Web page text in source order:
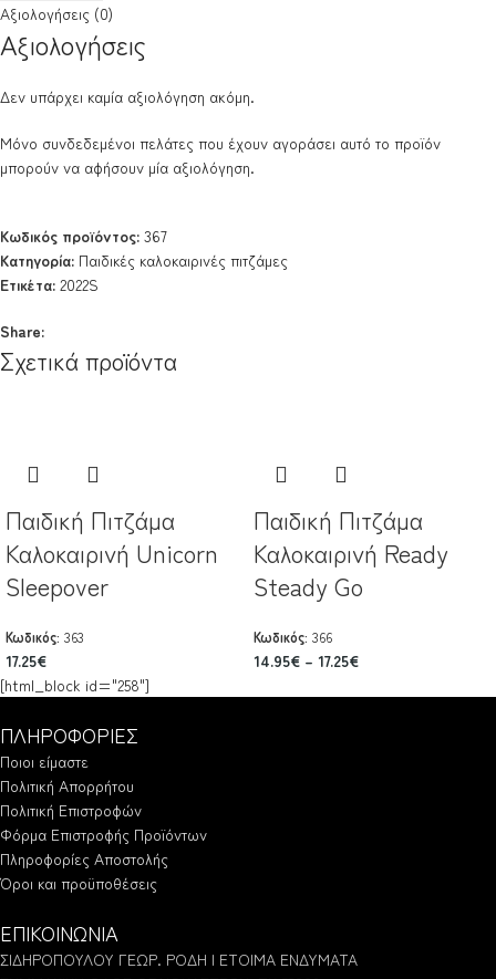
Αξιολογήσεις (0)
Αξιολογήσεις
Δεν υπάρχει καμία αξιολόγηση ακόμη.
Μόνο συνδεδεμένοι πελάτες που έχουν αγοράσει αυτό το προϊόν
μπορούν να αφήσουν μία αξιολόγηση.
Κωδικός προϊόντος: 367
Κατηγορία: Παιδικές καλοκαιρινές πιτζάμες
Ετικέτα: 2022S
Share:
Σχετικά προϊόντα
Παιδική Πιτζάμα
Καλοκαιρινή Unicorn
Sleepover
Κωδικός: 363
17.25€
Παιδική Πιτζάμα
Καλοκαιρινή Ready
Steady Go
Κωδικός: 366
14.95€ – 17.25€
[html_block id="258"]
ΠΛΗΡΟΦΟΡΙΕΣ
Ποιοι είμαστε
Πολιτική Απορρήτου
Πολιτική Επιστροφών
Φόρμα Επιστροφής Προϊόντων
Πληροφορίες Αποστολής
Όροι και προϋποθέσεις
ΕΠΙΚΟΙΝΩΝΙΑ
ΣΙΔΗΡΟΠΟΥΛΟΥ ΓΕΩΡ. ΡΟΔΗ | ΕΤΟΙΜΑ ΕΝΔΥΜΑΤΑ